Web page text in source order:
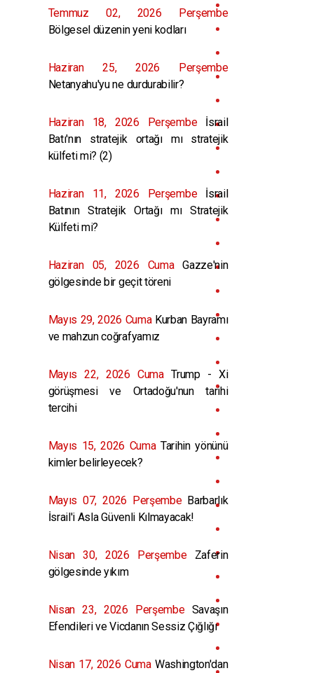
Temmuz 02, 2026 Perşembe
Bölgesel düzenin yeni kodları
Haziran 25, 2026 Perşembe
Netanyahu'yu ne durdurabilir?
Haziran 18, 2026 Perşembeİsrail
Batı'nın stratejik ortağı mı stratejik
külfeti mi? (2)
Haziran 11, 2026 Perşembeİsrail
Batının Stratejik Ortağı mı Stratejik
Külfeti mi?
Haziran 05, 2026 CumaGazze'nin
gölgesinde bir geçit töreni
Mayıs 29, 2026 CumaKurban Bayramı
ve mahzun coğrafyamız
Mayıs 22, 2026 CumaTrump - Xi
görüşmesi ve Ortadoğu'nun tarihi
tercihi
Mayıs 15, 2026 CumaTarihin yönünü
kimler belirleyecek?
Mayıs 07, 2026 PerşembeBarbarlık
İsrail'i Asla Güvenli Kılmayacak!
Nisan 30, 2026 PerşembeZaferin
gölgesinde yıkım
Nisan 23, 2026 PerşembeSavaşın
Efendileri ve Vicdanın Sessiz Çığlığı
Nisan 17, 2026 CumaWashington'dan